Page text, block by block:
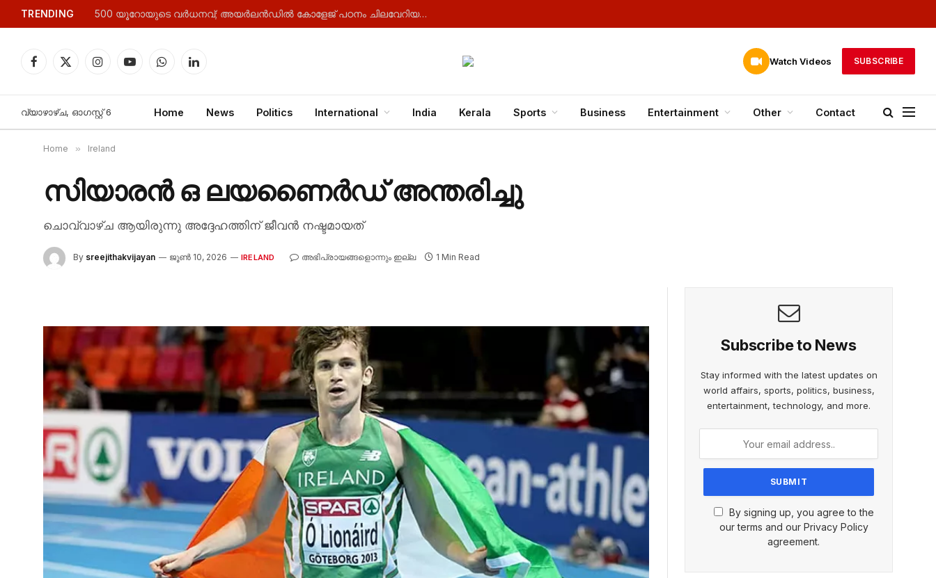
TRENDING 500 യൂറോയുടെ വർധനവ്; അയർലൻഡിൽ കോളേജ് പഠനം ചിലവേറിയതാകുന്നു
Facebook
X
InstagramYouTubeWhatsAppLinkedIn
Watch Videos SUBSCRIBE
വ്യാഴാഴ്‌ച, ഓഗസ്റ്റ്‌ 6 Home News Politics International India Kerala Sports Business Entertainment Other Contact
Home » Ireland
സിയാരൻ ഒ ലയണൈർഡ് അന്തരിച്ചു
ചൊവ്വാഴ്ച ആയിരുന്നു അദ്ദേഹത്തിന് ജീവൻ നഷ്ടമായത്
By sreejithakvijayan ജൂൺ 10, 2026 IRELAND അഭിപ്രായങ്ങളൊന്നും ഇല്ല 1 Min Read
Subscribe to News
Stay informed with the latest updates on
world affairs, sports, politics, business,
entertainment, technology, and more.
By signing up, you agree to the
our terms and our Privacy Policy
agreement.